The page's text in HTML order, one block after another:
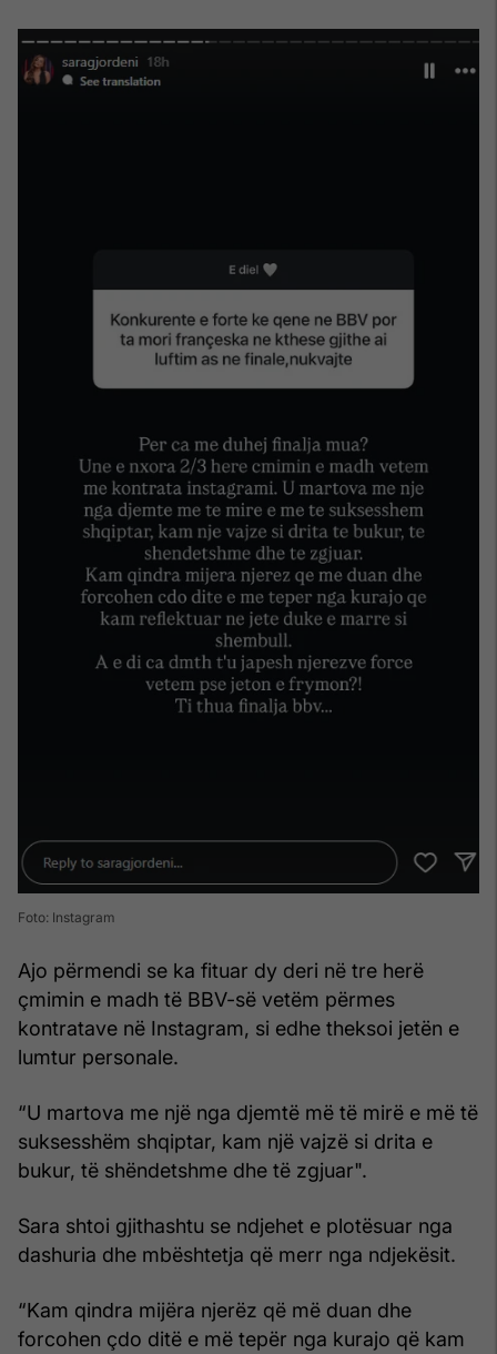
Foto: Instagram
Ajo përmendi se ka fituar dy deri në tre herë
çmimin e madh të BBV-së vetëm përmes
kontratave në Instagram, si edhe theksoi jetën e
lumtur personale.
“U martova me një nga djemtë më të mirë e më të
suksesshëm shqiptar, kam një vajzë si drita e
bukur, të shëndetshme dhe të zgjuar".
Sara shtoi gjithashtu se ndjehet e plotësuar nga
dashuria dhe mbështetja që merr nga ndjekësit.
“Kam qindra mijëra njerëz që më duan dhe
forcohen çdo ditë e më tepër nga kurajo që kam